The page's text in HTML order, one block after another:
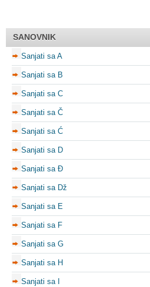
SANOVNIK
Sanjati sa A
Sanjati sa B
Sanjati sa C
Sanjati sa Č
Sanjati sa Ć
Sanjati sa D
Sanjati sa Đ
Sanjati sa Dž
Sanjati sa E
Sanjati sa F
Sanjati sa G
Sanjati sa H
Sanjati sa I